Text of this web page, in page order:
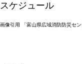
スケジュール
画像引用 「富山県広域消防防災セン